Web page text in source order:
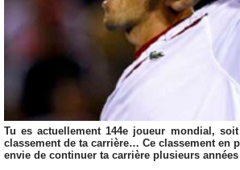
Tu es actuellement 144e joueur mondial,
classement de ta carrière… Ce classement en
envie de continuer ta carrière plusieurs